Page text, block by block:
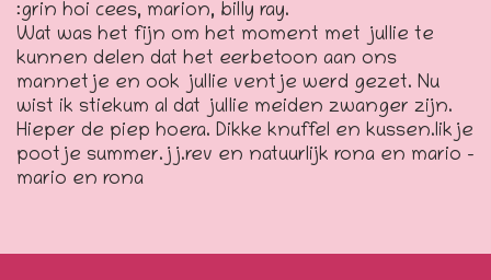
:grin hoi cees, marion, billy ray.
Wat was het fijn om het moment met jullie te
kunnen delen dat het eerbetoon aan ons
mannetje en ook jullie ventje werd gezet. Nu
wist ik stiekum al dat jullie meiden zwanger zijn.
Hieper de piep hoera. Dikke knuffel en kussen.likje
pootje summer.jj.rev en natuurlijk rona en mario –
mario en rona